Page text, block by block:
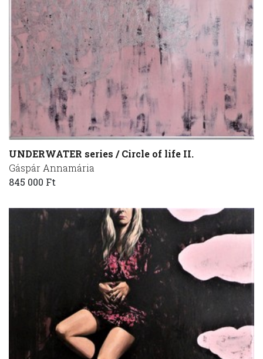
UNDERWATER series / Circle of life II.
Gáspár Annamária
845 000 Ft